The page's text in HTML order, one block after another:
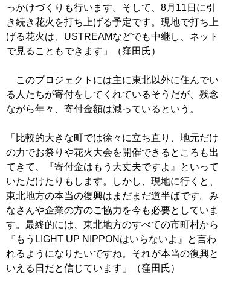
っかけづくりも行います。そして、8月11日に引
き続き花火を打ち上げる予定です。現地で打ち上
げる花火は、USTREAMなどでも中継し、ネット
で見ることもできます」（窪田氏）
このプロジェクトには主に東北以外に住んでい
る人たちが寄付をしてくれているそうだが、残念
ながら年々、寄付金額は減っているという。
「比較的大きな町では徐々に立ち直り、地元だけ
の力でお祭りや花火大会を開催できるところも出
てきて、『寄付金はもう大丈夫ですよ』といって
いただけたりもします。しかし、現地に行くと、
東北地方の本当の復興はまだまだ道半ばです。み
なさんや企業の方のご協力を今も必要としていま
す。最終的には、東北地方のすべての市町村から
『もうLIGHT UP NIPPONはいらないよ』と言わ
れるようになりたいですね。それが本当の復興と
いえる日だと信じています」（窪田氏）